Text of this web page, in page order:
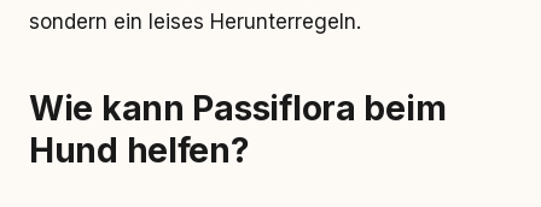
sondern ein leises Herunterregeln.
Wie kann Passiflora beim
Hund helfen?